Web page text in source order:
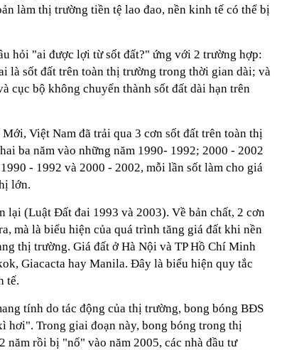
làm thị trường tiền tệ lao đao, nền kinh tế có thể bị
hỏi "ai được lợi từ sốt đất?" ứng với 2 trường hợp:
là sốt đất trên toàn thị trường trong thời gian dài; và
cục bộ không chuyển thành sốt đất dài hạn trên
Việt Nam đã trải qua 3 cơn sốt đất trên toàn thị
ba năm vào những năm 1990- 1992; 2000 - 2002
- 1992 và 2000 - 2002, mỗi lần sốt làm cho giá
lớn.
lại (Luật Đất đai 1993 và 2003). Về bản chất, 2 cơn
mà là biểu hiện của quá trình tăng giá đất khi nền
thị trường. Giá đất ở Hà Nội và TP Hồ Chí Minh
Giacacta hay Manila. Đây là biểu hiện quy tắc
tế.
tính do tác động của thị trường, bong bóng BĐS
Trong giai đoạn này, bong bóng trong thị
năm rồi bị "nổ" vào năm 2005, các nhà đầu tư